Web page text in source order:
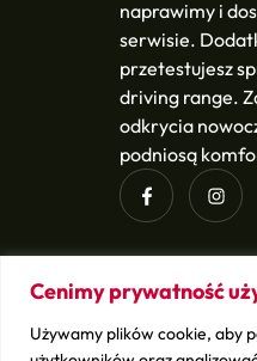
Cenimy prywatność
Używamy plików cookie, aby
naprawimy i
serwisie.
przetestujesz
driving range.
odkrycia
podniosą
ludwikgolf.pl –